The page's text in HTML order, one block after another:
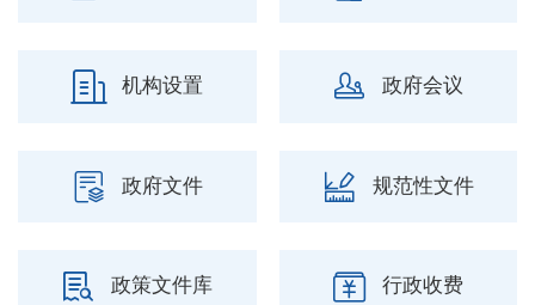
机构设置 政府会议
政府文件 规范性文件
政策文件库 行政收费